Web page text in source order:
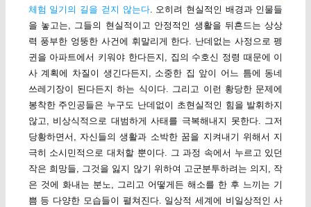
체험 일기의 길을 걷지 않는다. 오히려 현실적인 배경과 인물들
을 놓고는, 그들의 현실적이고 안정적인 생활을 뒤흔드는 상상
력 풍부한 엉뚱한 사건에 휘말리게 한다. 난데없는 사정으로 펭
귄을 아파트에서 키워야 한다든지, 집의 수호신 정령 때문에 이
사 계획에 차질이 생긴다든지, 소중한 집 앞이 어느 틈에 동네
쓰레기장이 된다든지 하는 식이다. 그리고 이런 황당한 문제에
봉착한 주인공들은 누구도 난데없이 초현실적인 힘을 발휘하지
않고, 비상식적으로 대범하게 사태를 극복해내지 못한다. 그저
당황하면서, 자신들의 생활과 소박한 꿈을 지켜내기 위해서 지
극히 소시민적으로 대처할 뿐이다. 그 과정 속에서 누르고 있던
작은 희망들, 그것을 잃지 않기 위하여 고군분투하려는 의지, 작
은 것에 화내는 분노, 그리고 어떻게든 해소를 한 후 느끼는 기
쁨 등 다양한 모습들이 펼쳐진다. 일상적 세계에 비일상적인 사